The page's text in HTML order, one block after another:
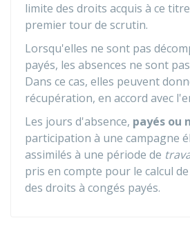
limite des droits acquis à ce
premier tour de scrutin.
Lorsqu'elles ne sont pas
payés, les absences ne sont
Dans ce cas, elles peuvent
récupération, en accord avec
Les jours d'absence, payés ou
participation à une campagne
assimilés à une période de
pris en compte pour le calcul
des droits à congés payés.